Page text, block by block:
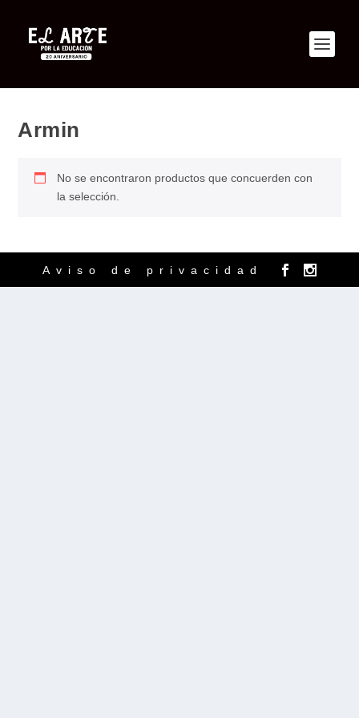
Armin
No se encontraron productos que concuerden con
la selección.
Aviso de privacidad